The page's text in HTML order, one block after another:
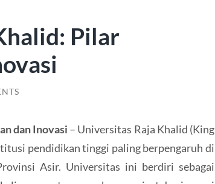
Pilar
dan Inovasi – Universitas Raja Khalid (King
pendidikan tinggi paling berpengaruh di
Asir. Universitas ini berdiri sebagai